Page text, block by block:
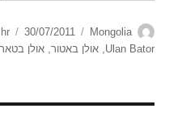
מחבר 30/07/2011
קטגוריות Mongolia
Ulan Bator
,אולן באטור,אולן בטאר